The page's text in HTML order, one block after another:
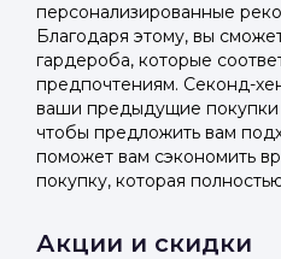
персонализированные
Благодаря этому, вы
гардероба, которые
предпочтениям. Секонд-
ваши предыдущие покупки
чтобы предложить вам
поможет вам сэкономить
покупку, которая
Акции и скидки